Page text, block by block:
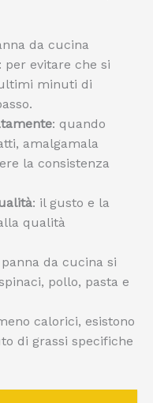
da cucina
: per evitare che si
minuti di
: quando
amalgamala
la consistenza
: il gusto e la
qualità
da cucina si
pollo, pasta e
calorici, esistono
di grassi specifiche